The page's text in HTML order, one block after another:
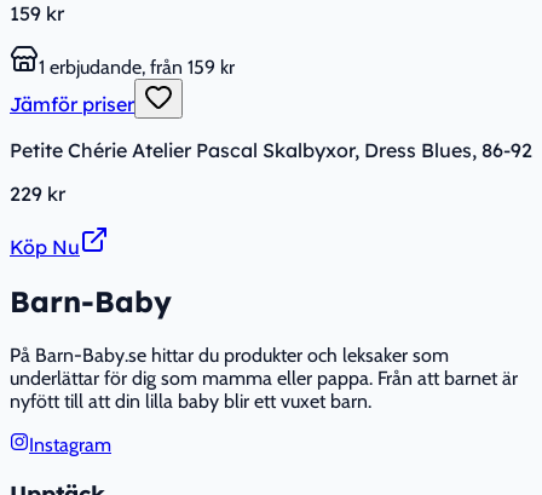
159 kr
1 erbjudande, från 159 kr
Jämför priser
Petite Chérie Atelier Pascal Skalbyxor, Dress Blues, 86-92
229 kr
Köp Nu
Barn-Baby
På Barn-Baby.se hittar du produkter och leksaker som
underlättar för dig som mamma eller pappa. Från att barnet är
nyfött till att din lilla baby blir ett vuxet barn.
Instagram